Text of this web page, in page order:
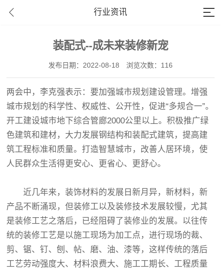
行业资讯
装配式--成未来装修新宠
发布日期：2022-08-18 浏览次数：116
两会中，李克强表示：要加强城市规划建设管理。增强
城市规划的科学性、权威性、公开性，促进“多规合一”。
开工建设城市地下综合管廊2000公里以上。积极推广绿
色建筑和建材，大力发展钢结构和装配式建筑，提高建
筑工程标准和质量。打造智慧城市，改善人居环境，使
人民群众生活得更安心、更省心、更舒心。
近几年来，装饰材料的发展日新月异，新材料，新
产品不断涌现，但装修工以及装修技术发展较慢，尤其
是装修工艺之落后，已经阻碍了装修业的发展。以往传
统的装修工艺是以施工现场为加工点，进行现场的裁、
剪、锯、钉、刨、帖、磨、油、漆等，这样传统的落后
工艺劳动强度大、材料浪费大、施工工期长、工程质量